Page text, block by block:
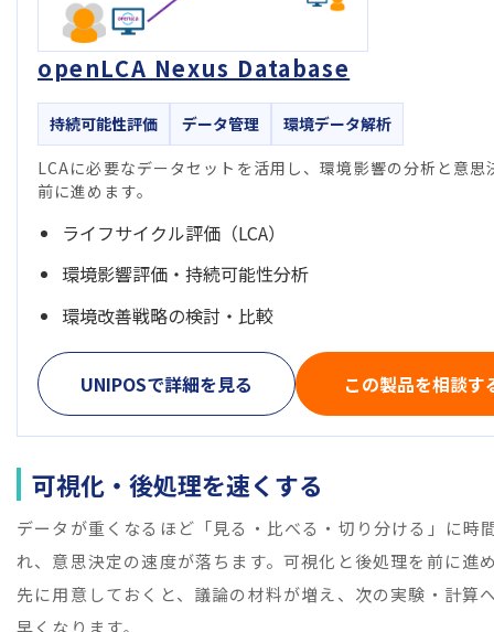
openLCA Nexus Database
持続可能性評価 データ管理
環境データ解析
LCAに必要なデータセットを活用し、環境影響の分析と意思
前に進めます。
ライフサイクル評価（LCA）
環境影響評価・持続可能性分析
環境改善戦略の検討・比較
UNIPOSで詳細を見る この製品を相談す
可視化・後処理を速くする
データが重くなるほど「見る・比べる・切り分ける」に時
れ、意思決定の速度が落ちます。可視化と後処理を前に進
先に用意しておくと、議論の材料が増え、次の実験・計算
早くなります。